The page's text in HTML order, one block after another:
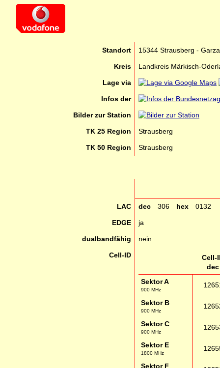
Standort 15344 Strausberg -
Kreis Landkreis Märkisch-
Lage via
Infos der
Bilder zur Station
TK 25 Region Strausberg
TK 50 Region Strausberg
LAC dec 306 hex 0132
EDGE ja
dualbandfähig nein
Cell-ID
Cell-
dec
Sektor A
900 MHz
Sektor B
900 MHz
Sektor C
900 MHz
Sektor E
1800 MHz
Sektor F